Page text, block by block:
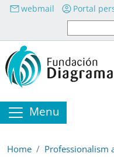
Skip to main content
webmail Portal
Menu
Home Professionalism